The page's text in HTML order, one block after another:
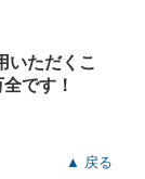
いただくこ
です！
▲ 戻る